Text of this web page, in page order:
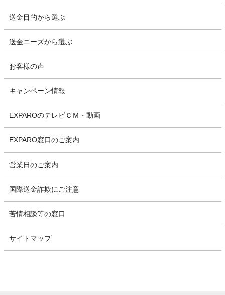
送金目的から選ぶ
送金ニーズから選ぶ
お客様の声
キャンペーン情報
EXPAROのテレビＣＭ・動画
EXPARO窓口のご案内
営業日のご案内
国際送金詐欺にご注意
苦情相談等の窓口
サイトマップ